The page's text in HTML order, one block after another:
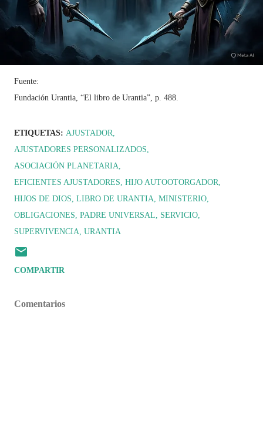
Fuente:
Fundación Urantia, “El libro de Urantia”, p. 488.
ETIQUETAS: AJUSTADOR
AJUSTADORES PERSONALIZADOS
ASOCIACIÓN PLANETARIA
EFICIENTES AJUSTADORES HIJO AUTOOTORGADOR
HIJOS DE DIOS LIBRO DE URANTIA MINISTERIO
OBLIGACIONES PADRE UNIVERSAL
SERVICIO
SUPERVIVENCIA URANTIA
COMPARTIR
Comentarios